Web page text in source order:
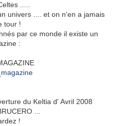
.....
univers .... et on n'en a jamais
tour !
par ce monde il existe un
:
du Keltia d' Avril 2008
...
!